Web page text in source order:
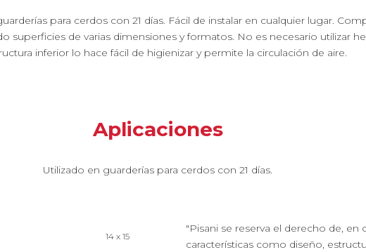
para cerdos con 21 días. Fácil de instalar en cualquier lugar.
superficies de varias dimensiones y formatos. No es necesario utilizar
inferior lo hace fácil de higienizar y permite la circulación de aire.
Aplicaciones
Utilizado en guarderías para cerdos con 21 días.
14 x 15
"Pisani se reserva el derecho de,
características como diseño,